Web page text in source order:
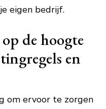
eigen bedrijf.
de hoogte
en
om ervoor te zorgen